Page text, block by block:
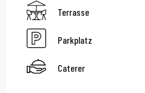
Terrasse
Parkplatz
Caterer